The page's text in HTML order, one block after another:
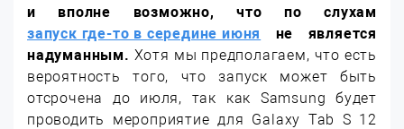
и вполне возможно, что по слухам
запуск где-то в середине июня
не является
надуманным. Хотя мы предполагаем, что есть
вероятность того, что запуск может быть
отсрочена до июля, так как Samsung будет
проводить мероприятие для Galaxy Tab S 12